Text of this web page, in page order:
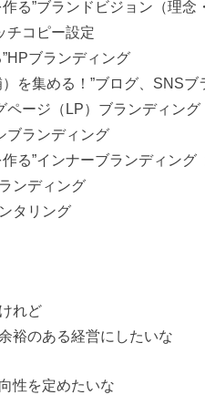
作る”ブランドビジョン（理念
チコピー設定
ブランディング
）を集める！”ブログ、SNSブ
ページ（LP）ブランディング
ブランディング
作る”インナーブランディング
ンディング
タリング
れど
裕のある経営にしたいな
性を定めたいな